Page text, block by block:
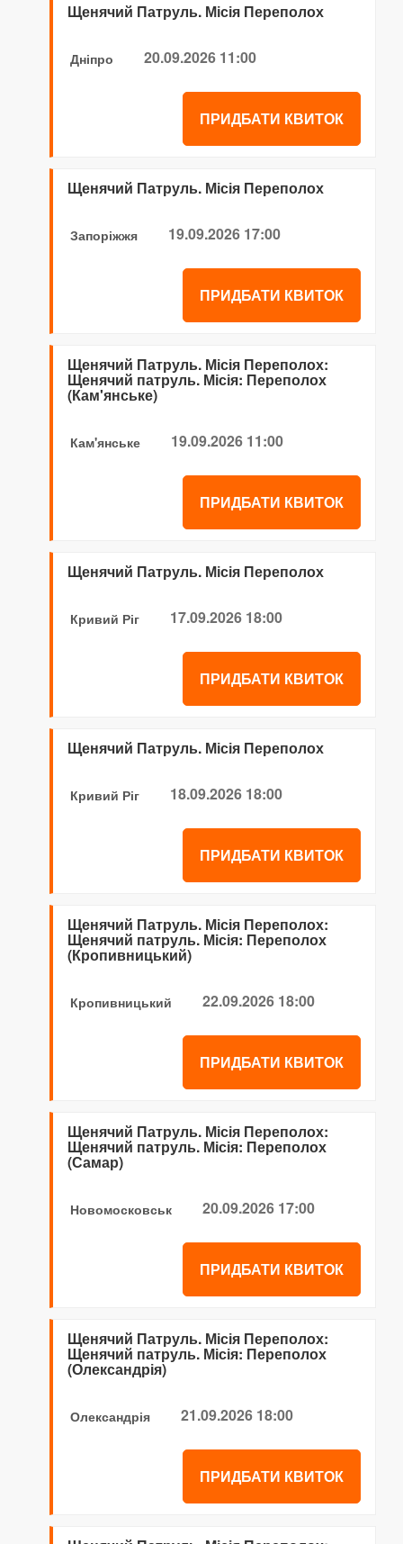
Щенячий Патруль. Місія Переполох
Дніпро 20.09.2026 11:00
ПРИДБАТИ КВИТОК
Щенячий Патруль. Місія Переполох
Запоріжжя 19.09.2026 17:00
ПРИДБАТИ КВИТОК
Щенячий Патруль. Місія Переполох:
Щенячий патруль. Місія: Переполох
(Кам'янське)
Кам'янське 19.09.2026 11:00
ПРИДБАТИ КВИТОК
Щенячий Патруль. Місія Переполох
Кривий Ріг 17.09.2026 18:00
ПРИДБАТИ КВИТОК
Щенячий Патруль. Місія Переполох
Кривий Ріг 18.09.2026 18:00
ПРИДБАТИ КВИТОК
Щенячий Патруль. Місія Переполох:
Щенячий патруль. Місія: Переполох
(Кропивницький)
Кропивницький 22.09.2026 18:00
ПРИДБАТИ КВИТОК
Щенячий Патруль. Місія Переполох:
Щенячий патруль. Місія: Переполох
(Самар)
Новомосковськ 20.09.2026 17:00
ПРИДБАТИ КВИТОК
Щенячий Патруль. Місія Переполох:
Щенячий патруль. Місія: Переполох
(Олександрія)
Олександрія 21.09.2026 18:00
ПРИДБАТИ КВИТОК